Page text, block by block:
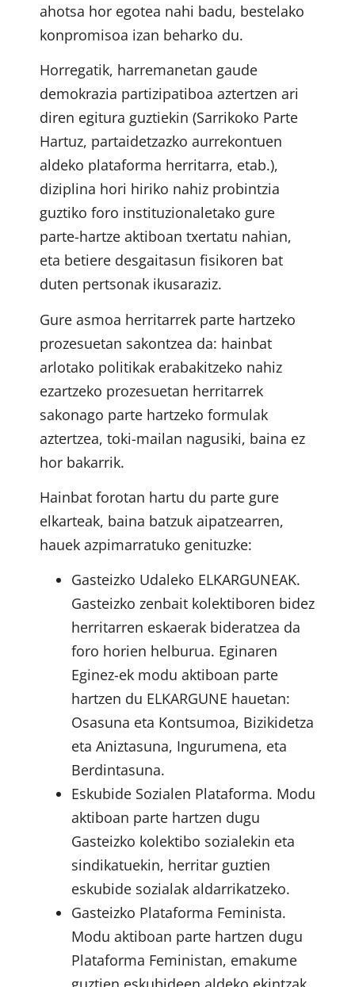
ahotsa hor egotea nahi badu, bestelako
konpromisoa izan beharko du.
Horregatik, harremanetan gaude
demokrazia partizipatiboa aztertzen ari
diren egitura guztiekin (Sarrikoko Parte
Hartuz, partaidetzazko aurrekontuen
aldeko plataforma herritarra, etab.),
diziplina hori hiriko nahiz probintzia
guztiko foro instituzionaletako gure
parte-hartze aktiboan txertatu nahian,
eta betiere desgaitasun fisikoren bat
duten pertsonak ikusaraziz.
Gure asmoa herritarrek parte hartzeko
prozesuetan sakontzea da: hainbat
arlotako politikak erabakitzeko nahiz
ezartzeko prozesuetan herritarrek
sakonago parte hartzeko formulak
aztertzea, toki-mailan nagusiki, baina ez
hor bakarrik.
Hainbat forotan hartu du parte gure
elkarteak, baina batzuk aipatzearren,
hauek azpimarratuko genituzke:
Gasteizko Udaleko ELKARGUNEAK.
Gasteizko zenbait kolektiboren bidez
herritarren eskaerak bideratzea da
foro horien helburua. Eginaren
Eginez-ek modu aktiboan parte
hartzen du ELKARGUNE hauetan:
Osasuna eta Kontsumoa, Bizikidetza
eta Aniztasuna, Ingurumena, eta
Berdintasuna.
Eskubide Sozialen Plataforma. Modu
aktiboan parte hartzen dugu
Gasteizko kolektibo sozialekin eta
sindikatuekin, herritar guztien
eskubide sozialak aldarrikatzeko.
Gasteizko Plataforma Feminista.
Modu aktiboan parte hartzen dugu
Plataforma Feministan, emakume